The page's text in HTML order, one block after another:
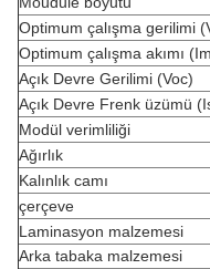
Optimum çalışma gerilimi
Optimum çalışma akımı
Açık Devre Gerilimi (Voc)
Açık Devre Frenk üzümü
Modül verimliliği
Ağırlık
Kalınlık camı
çerçeve
Laminasyon malzemesi
Arka tabaka malzemesi